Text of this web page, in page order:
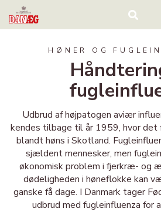
HØNER OG
Udbrud af højpatogen aviær
kendes tilbage til år 1959, hvor det
blandt høns i Skotland.
sjældent mennesker, men
økonomisk problem i fjerkræ- og
dødeligheden i høneflokke kan
ganske få dage. I Danmark tager
udbrud med fugleinfluenza for